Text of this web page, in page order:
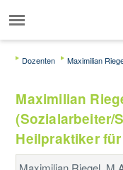
Dozenten Maximilian Riegel,
Maximilian
(Sozialarbeiter/
Heilpraktiker